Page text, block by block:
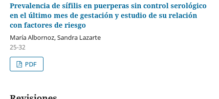
Prevalencia de sífilis en puerperas sin control serológico
en el último mes de gestación y estudio de su relación
con factores de riesgo
María Albornoz, Sandra Lazarte
25-32
PDF